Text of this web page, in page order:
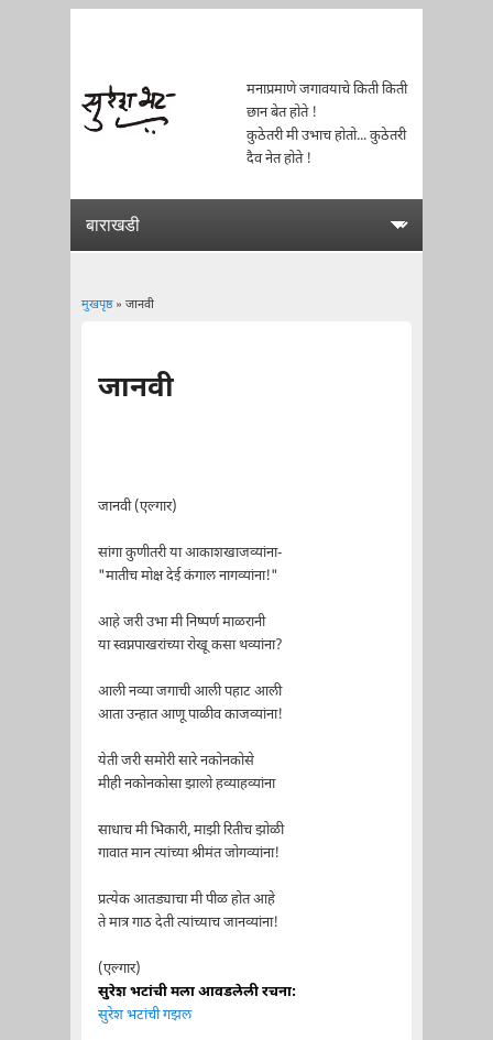
मनाप्रमाणे जगावयाचे किती किती
छान बेत होते !
कुठेतरी मी उभाच होतो... कुठेतरी
दैव नेत होते !
मुखपृष्ठ» जानवी
जानवी
जानवी (एल्गार)
सांगा कुणीतरी या आकाशखाजव्यांना-
"मातीच मोक्ष देई कंगाल नागव्यांना!"
आहे जरी उभा मी निष्पर्ण माळरानी
या स्वप्नपाखरांच्या रोखू कसा थव्यांना?
आली नव्या जगाची आली पहाट आली
आता उन्हात आणू पाळीव काजव्यांना!
येती जरी समोरी सारे नकोनकोसे
मीही नकोनकोसा झालो हव्याहव्यांना
साधाच मी भिकारी, माझी रितीच झोळी
गावात मान त्यांच्या श्रीमंत जोगव्यांना!
प्रत्येक आतड्याचा मी पीळ होत आहे
ते मात्र गाठ देती त्यांच्याच जानव्यांना!
(एल्गार)
सुरेश भटांची मला आवडलेली रचना:
सुरेश भटांची गझल